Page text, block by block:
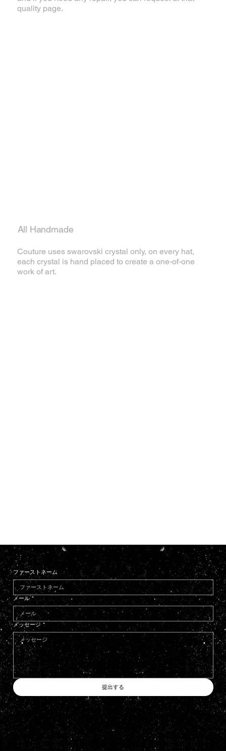
quality page.
All Handmade
Couture uses swarovski crystal only, on every hat,
each crystal is hand placed to create a one-of-one
work of art.
ファーストネーム
メール *
メッセージ *
提出する